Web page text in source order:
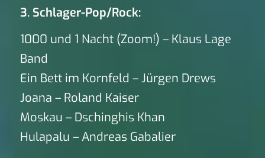
3. Schlager-Pop/Rock:
1000 und 1 Nacht (Zoom!) – Klaus Lage
Band
Ein Bett im Kornfeld – Jürgen Drews
Joana – Roland Kaiser
Moskau – Dschinghis Khan
Hulapalu – Andreas Gabalier